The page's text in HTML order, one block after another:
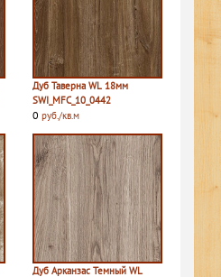
Дуб Таверна WL 18мм
SWI_MFC_10_0442
0 руб./кв.м
Дуб Арканзас Темный WL